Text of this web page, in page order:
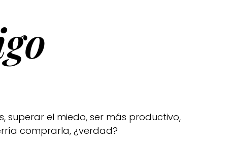
superar el miedo, ser más productivo,
comprarla, ¿verdad?